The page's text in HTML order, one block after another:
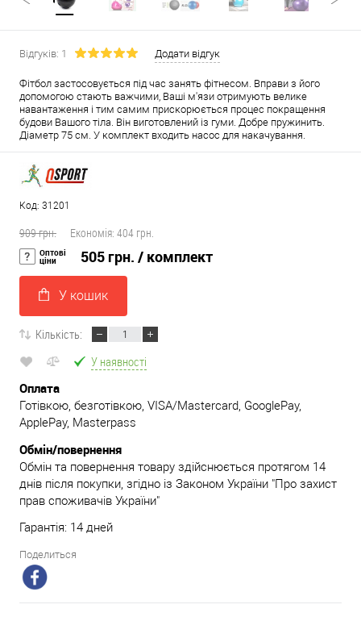
Відгуків: 1 Додати відгук
Фітбол застосовується під час занять фітнесом. Вправи з його
допомогою стають важчими, Ваші м'язи отримують велике
навантаження і тим самим прискорюється процес покращення
будови Вашого тіла. Він виготовлений із гуми. Добре пружинить.
Діаметр 75 см. У комплект входить насос для накачування.
Код: 31201
909 грн. Економія: 404 грн.
Оптові
ціни 505 грн. / комплект
У кошик
Кількість:
У наявності
Оплата
Готівкою, безготівкою, VISA/Mastercard, GooglePay,
ApplePay, Masterpass
Обмін/повернення
Обмін та повернення товару здійснюється протягом 14
днів після покупки, згідно із Законом України "Про захист
прав споживачів України"
Гарантія: 14 дней
Поделиться